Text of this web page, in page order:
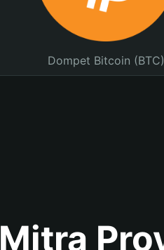
Dompet Bitcoin (BTC)
Mitra